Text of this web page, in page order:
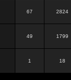
67 2824
49 1799
1 18